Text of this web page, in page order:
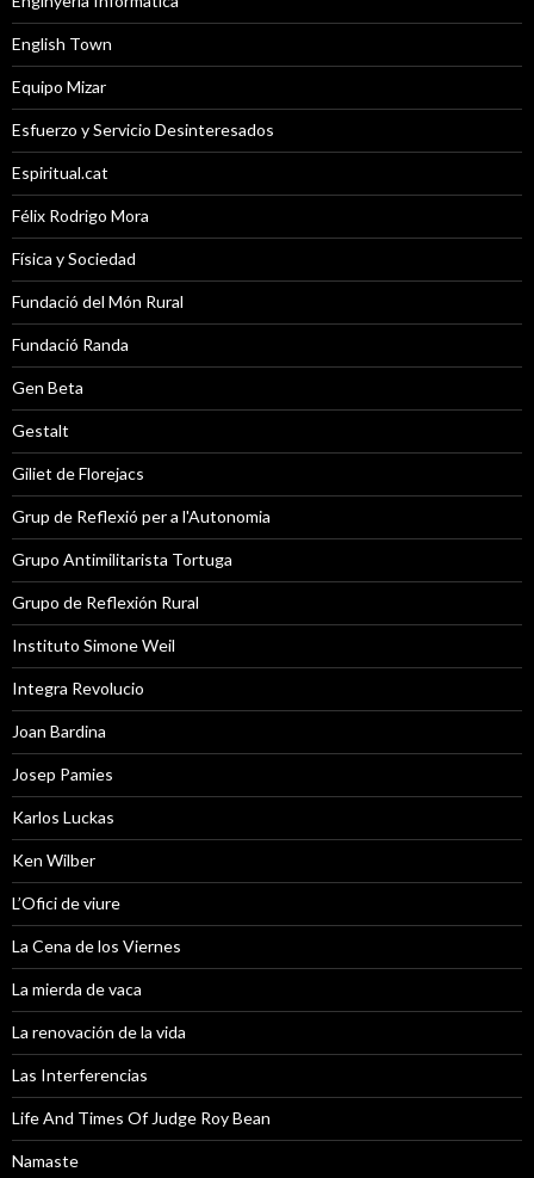
English Town
Equipo Mizar
Esfuerzo y Servicio Desinteresados
Espiritual.cat
Félix Rodrigo Mora
Física y Sociedad
Fundació del Món Rural
Fundació Randa
Gen Beta
Gestalt
Giliet de Florejacs
Grup de Reflexió per a l'Autonomia
Grupo Antimilitarista Tortuga
Grupo de Reflexión Rural
Instituto Simone Weil
Integra Revolucio
Joan Bardina
Josep Pamies
Karlos Luckas
Ken Wilber
L’Ofici de viure
La Cena de los Viernes
La mierda de vaca
La renovación de la vida
Las Interferencias
Life And Times Of Judge Roy Bean
Namaste